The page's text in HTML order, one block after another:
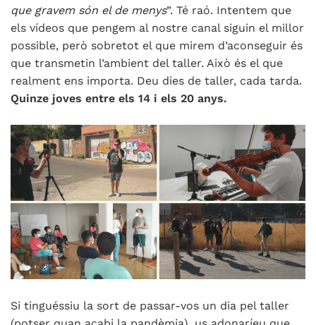
que gravem són el de menys”. Té raó. Intentem que
els vídeos que pengem al nostre canal siguin el millor
possible, però sobretot el que mirem d’aconseguir és
que transmetin l’ambient del taller. Això és el que
realment ens importa. Deu dies de taller, cada tarda.
Quinze joves entre els 14 i els 20 anys.
Si tinguéssiu la sort de passar-vos un dia pel taller